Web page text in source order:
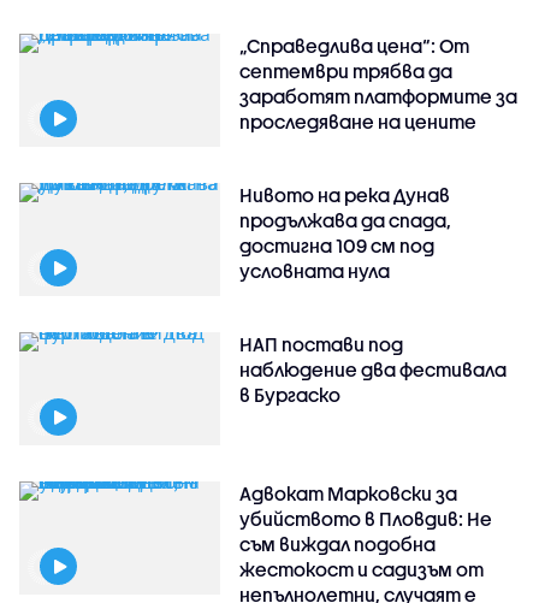
„Справедлива цена“: От
септември трябва да
заработят платформите за
проследяване на цените
Нивото на река Дунав
продължава да спада,
достигна 109 см под
условната нула
НАП постави под
наблюдение два фестивала
в Бургаско
Адвокат Марковски за
убийството в Пловдив: Не
съм виждал подобна
жестокост и садизъм от
непълнолетни, случаят е